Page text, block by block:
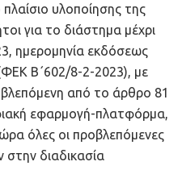
πλαίσιο υλοποίησης της
για το διάστημα μέχρι
ημερομηνία εκδόσεως
Β΄602/8-2-2023), με
από το άρθρο 81
εφαρμογή-πλατφόρμα,
όλες οι προβλεπόμενες
στην διαδικασία